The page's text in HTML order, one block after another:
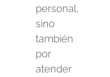
personal,
sino
también
por
atender